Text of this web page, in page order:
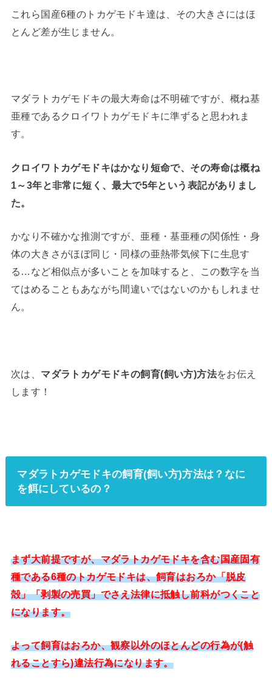
これら国産6種のトカゲモドキ達は、その大きさにはほ
とんど差が生じません。
マダラトカゲモドキの最大寿命は不明確ですが、概ね基
亜種であるクロイワトカゲモドキに準ずると思われま
す。
クロイワトカゲモドキはかなり短命で、その寿命は概ね
1～3年と非常に短く、最大で5年という表記がありまし
た。
かなり不確かな推測ですが、亜種・基亜種の関係性・身
体の大きさがほぼ同じ・同様の亜熱帯気候下に生息す
る…など相似点が多いことを加味すると、この数字を当
てはめることもあながち間違いではないのかもしれませ
ん。
次は、 マダラトカゲモドキの飼育(飼い方)方法をお伝え
します！
マダラトカゲモドキの飼育(飼い方)方法は？なに
を餌にしているの？
まず大前提ですが、マダラトカゲモドキを含む国産固有
種である6種のトカゲモドキは、飼育はおろか「脱皮
殻」「剥製の売買」でさえ法律に抵触し前科がつくこと
になります。
よって飼育はおろか、観察以外のほとんどの行為が(触
れることすら)違法行為になります。